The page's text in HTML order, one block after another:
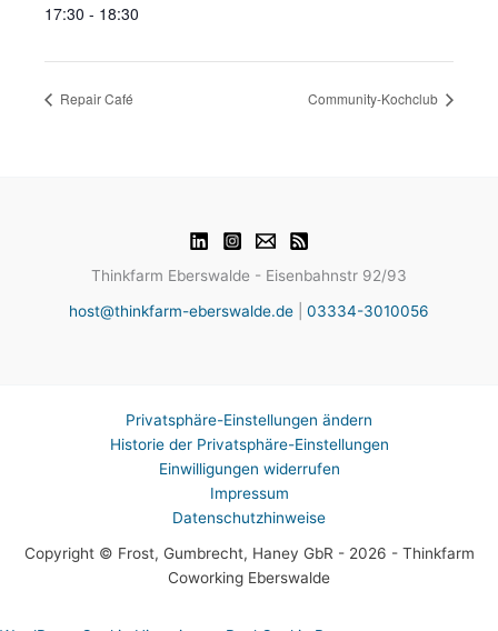
17:30 - 18:30
Repair Café Community-Kochclub
Thinkfarm Eberswalde - Eisenbahnstr 92/93
host@thinkfarm-eberswalde.de
03334-3010056
Privatsphäre-Einstellungen ändern
Historie der Privatsphäre-Einstellungen
Einwilligungen widerrufen
Impressum
Datenschutzhinweise
Copyright © Frost, Gumbrecht, Haney GbR - 2026 - Thinkfarm
Coworking Eberswalde